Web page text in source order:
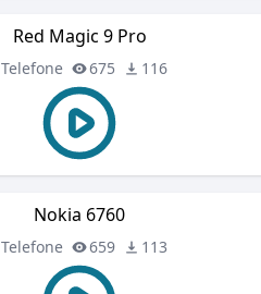
Red Magic 9 Pro
Telefone 675 116
Nokia 6760
Telefone 659 113